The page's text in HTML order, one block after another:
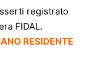
registrato
FIDAL.
RESIDENTE